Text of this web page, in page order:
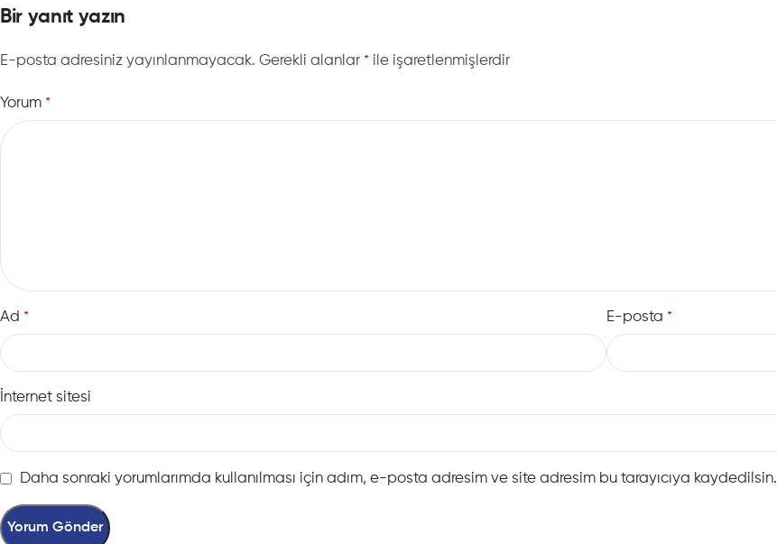
Bir yanıt yazın
E-posta adresiniz yayınlanmayacak. Gerekli alanlar * ile işaretlenmişlerdir
Yorum *
Ad * E-posta *
İnternet sitesi
Daha sonraki yorumlarımda kullanılması için adım, e-posta adresim ve site adresim bu tarayıcıya kaydedilsin.